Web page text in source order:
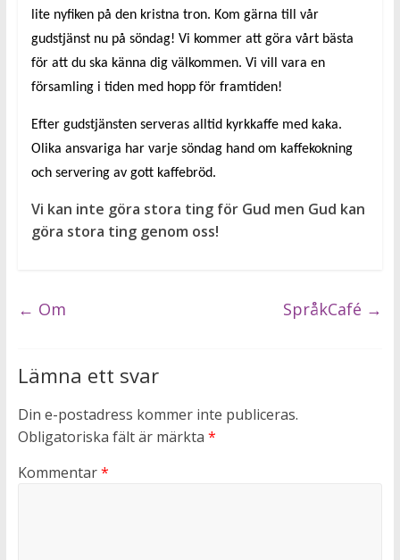
lite nyfiken på den kristna tron. Kom gärna till vår
gudstjänst nu på söndag! Vi kommer att göra vårt bästa
för att du ska känna dig välkommen. Vi vill vara en
församling i tiden med hopp för framtiden!
Efter gudstjänsten serveras alltid kyrkkaffe med kaka.
Olika ansvariga har varje söndag hand om kaffekokning
och servering av gott kaffebröd.
Vi kan inte göra stora ting för Gud men Gud kan
göra stora ting genom oss!
← Om SpråkCafé →
Lämna ett svar
Din e-postadress kommer inte publiceras.
Obligatoriska fält är märkta *
Kommentar*